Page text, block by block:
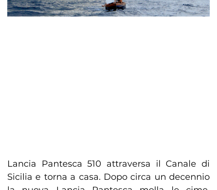
Lancia Pantesca 510 attraversa il Canale di
Sicilia e torna a casa. Dopo circa un decennio